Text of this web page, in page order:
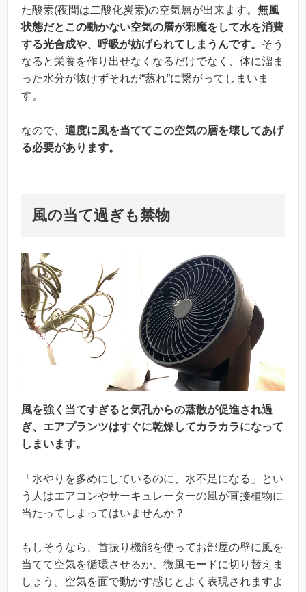
た酸素(夜間は二酸化炭素)の空気層が出来ます。 無風
状態だとこの動かない空気の層が邪魔をして水を消費
する光合成や、呼吸が妨げられてしまうんです。 そう
なると栄養を作り出せなくなるだけでなく、体に溜ま
った水分が抜けずそれが“蒸れ”に繋がってしまいま
す。
なので、 適度に風を当ててこの空気の層を壊してあげ
る必要があります。
風の当て過ぎも禁物
風を強く当てすぎると気孔からの蒸散が促進され過
ぎ、エアプランツはすぐに乾燥してカラカラになって
しまいます。
「水やりを多めにしているのに、水不足になる」とい
う人はエアコンやサーキュレーターの風が直接植物に
当たってしまってはいませんか？
もしそうなら、首振り機能を使ってお部屋の壁に風を
当てて空気を循環させるか、微風モードに切り替えま
しょう。空気を面で動かす感じとよく表現されますよ